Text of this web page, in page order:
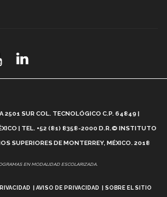
el Modelo Educativo Tec? (video)
e Inteligencia Artificial, Paola
2501 SUR COL. TECNOLÓGICO C.P. 64849 |
| TEL. +52 (81) 8358-2000 D.R.© INSTITUTO
SUPERIORES DE MONTERREY, MÉXICO. 2018
EN MODALIDAD ESCOLARIZADA.
AVISO DE PRIVACIDAD SOBRE EL SITIO